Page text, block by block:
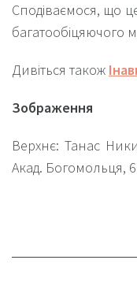
Сподіваємося, що
багатообіцяючого
Дивіться також
Зображення
Верхнє: Танас
Акад. Богомольця,